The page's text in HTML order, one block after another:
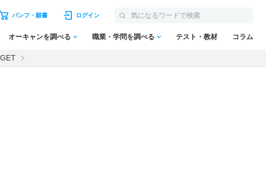
パンフ・願書 ログイン
オーキャンを調べる 職業・学問を調べる テスト・教材 コラム